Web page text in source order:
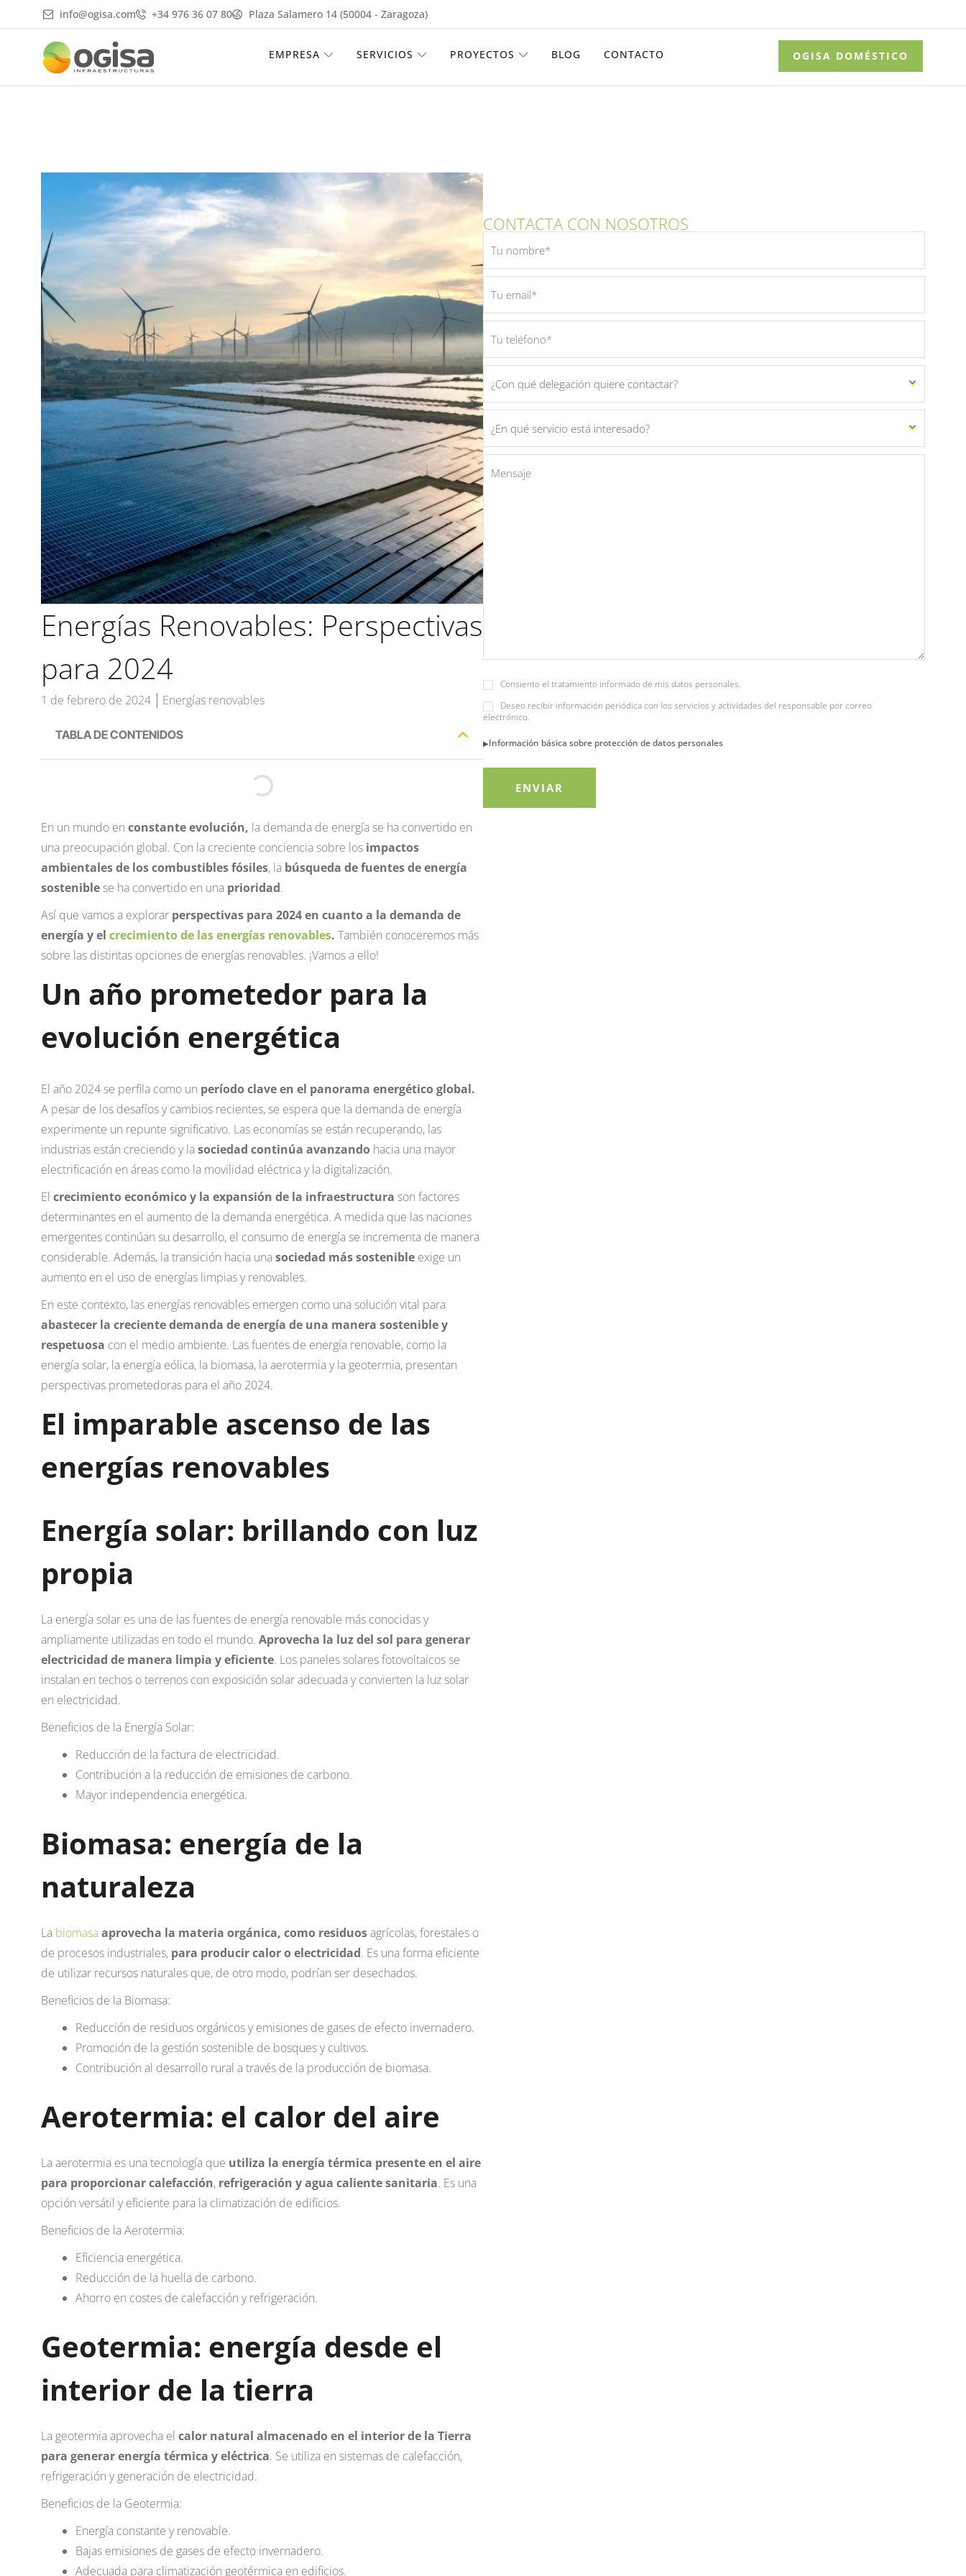
al
contenido
info@ogisa.com +34 976 36 07 80 Plaza Salamero 14 (50004 - Zaragoza)
EMPRESA ABRIR EMPRESA
SERVICIOS ABRIR SERVICIOS
PROYECTOS ABRIR PROYECTOS
BLOG CONTACTO OGISA DOMÉSTICO
Energías Renovables: Perspectivas
para 2024
1 de febrero de 2024 Energías renovables
TABLA DE CONTENIDOS
En un mundo en constante evolución, la demanda de energía se ha convertido en
una preocupación global. Con la creciente conciencia sobre los impactos
ambientales de los combustibles fósiles, la búsqueda de fuentes de energía
sostenible se ha convertido en una prioridad.
Así que vamos a explorar perspectivas para 2024 en cuanto a la demanda de
energía y el crecimiento de las energías renovables. También conoceremos más
sobre las distintas opciones de energías renovables. ¡Vamos a ello!
Un año prometedor para la
evolución energética
El año 2024 se perfila como un período clave en el panorama energético global.
A pesar de los desafíos y cambios recientes, se espera que la demanda de energía
experimente un repunte significativo. Las economías se están recuperando, las
industrias están creciendo y lasociedad continúa avanzando hacia una mayor
electrificación en áreas como la movilidad eléctrica y la digitalización.
El crecimiento económico y la expansión de la infraestructura son factores
determinantes en el aumento de la demanda energética. A medida que las naciones
emergentes continúan su desarrollo, el consumo de energía se incrementa de manera
considerable. Además, la transición hacia unasociedad más sostenible exige un
aumento en el uso de energías limpias y renovables.
En este contexto, las energías renovables emergen como una solución vital para
abastecer la creciente demanda de energía de una manera sostenible y
respetuosa con el medio ambiente. Las fuentes de energía renovable, como la
energía solar, la energía eólica, la biomasa, la aerotermia y la geotermia, presentan
perspectivas prometedoras para el año 2024.
El imparable ascenso de las
energías renovables
Energía solar: brillando con luz
propia
La energía solar es una de las fuentes de energía renovable más conocidas y
ampliamente utilizadas en todo el mundo. Aprovecha la luz del sol para generar
electricidad de manera limpia y eficiente. Los paneles solares fotovoltaicos se
instalan en techos o terrenos con exposición solar adecuada y convierten la luz solar
en electricidad.
Beneficios de la Energía Solar:
Reducción de la factura de electricidad.
Contribución a la reducción de emisiones de carbono.
Mayor independencia energética.
Biomasa: energía de la
naturaleza
La biomasaaprovecha la materia orgánica, como residuosagrícolas, forestales o
de procesos industriales, para producir calor o electricidad. Es una forma eficiente
de utilizar recursos naturales que, de otro modo, podrían ser desechados.
Beneficios de la Biomasa:
Reducción de residuos orgánicos y emisiones de gases de efecto invernadero.
Promoción de la gestión sostenible de bosques y cultivos.
Contribución al desarrollo rural a través de la producción de biomasa.
Aerotermia: el calor del aire
La aerotermia es una tecnología que utiliza la energía térmica presente en el aire
para proporcionar calefacción, refrigeración y agua caliente sanitaria. Es una
opción versátil y eficiente para la climatización de edificios.
Beneficios de la Aerotermia:
Eficiencia energética.
Reducción de la huella de carbono.
Ahorro en costes de calefacción y refrigeración.
Geotermia: energía desde el
interior de la tierra
La geotermia aprovecha el calor natural almacenado en el interior de la Tierra
para generar energía térmica y eléctrica. Se utiliza en sistemas de calefacción,
refrigeración y generación de electricidad.
Beneficios de la Geotermia:
Energía constante y renovable.
Bajas emisiones de gases de efecto invernadero.
Adecuada para climatización geotérmica en edificios.
CONTACTA CON NOSOTROS
Consiento el tratamiento informado de mis datos personales.
Deseo recibir información periódica con los servicios y actividades del responsable por correo
electrónico.
Información básica sobre protección de datos personales